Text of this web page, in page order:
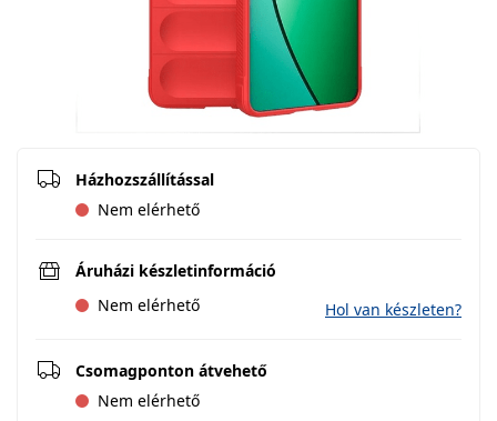
Házhozszállítással
Nem elérhető
Áruházi készletinformáció
Nem elérhető
Hol van készleten?
Csomagponton átvehető
Nem elérhető